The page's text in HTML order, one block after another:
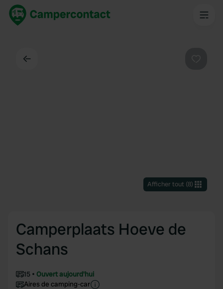
Afficher tout(8)
Camperplaats Hoeve de
Schans
15
Ouvert aujourd'hui
Aires de camping-car